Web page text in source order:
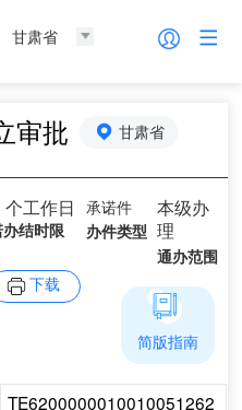
甘肃省
审批 甘肃省
个工作日
办结时限
承诺件
办件类型
本级办
理
通办范围
下载
TE6200000010010051262
简版指南